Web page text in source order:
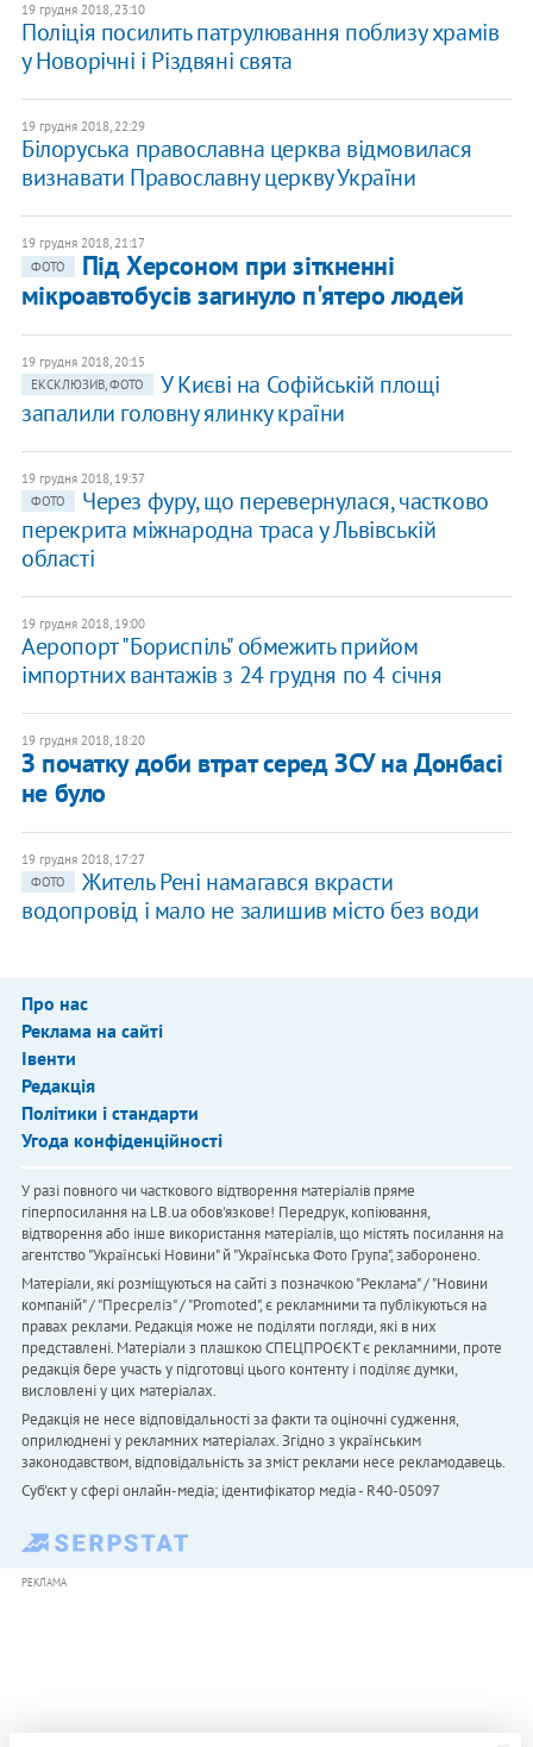
19 грудня 2018, 23:10
Поліція посилить патрулювання поблизу храмів
у Новорічні і Різдвяні свята
19 грудня 2018, 22:29
Білоруська православна церква відмовилася
визнавати Православну церкву України
19 грудня 2018, 21:17
ФОТО
Під Херсоном при зіткненні
мікроавтобусів загинуло п'ятеро людей
19 грудня 2018, 20:15
ЕКСКЛЮЗИВ, ФОТО
У Києві на Софійській площі
запалили головну ялинку країни
19 грудня 2018, 19:37
ФОТО
Через фуру, що перевернулася, частково
перекрита міжнародна траса у Львівській
області
19 грудня 2018, 19:00
Аеропорт "Бориспіль" обмежить прийом
імпортних вантажів з 24 грудня по 4 січня
19 грудня 2018, 18:20
З початку доби втрат серед ЗСУ на Донбасі
не було
19 грудня 2018, 17:27
ФОТО
Житель Рені намагався вкрасти
водопровід і мало не залишив місто без води
Про нас
Реклама на сайті
Івенти
Редакція
Політики і стандарти
Угода конфіденційності
У разі повного чи часткового відтворення матеріалів пряме
гіперпосилання на LB.ua обов'язкове! Передрук, копіювання,
відтворення або інше використання матеріалів, що містять посилання на
агентство "Українськi Новини" й "Українська Фото Група", заборонено.
Матеріали, які розміщуються на сайті з позначкою "Реклама" / "Новини
компаній" / "Пресреліз" / "Promoted", є рекламними та публікуються на
правах реклами. Редакція може не поділяти погляди, які в них
представлені. Матеріали з плашкою СПЕЦПРОЄКТ є рекламними, проте
редакція бере участь у підготовці цього контенту і поділяє думки,
висловлені у цих матеріалах.
Редакція не несе відповідальності за факти та оціночні судження,
оприлюднені у рекламних матеріалах. Згідно з українським
законодавством, відповідальність за зміст реклами несе рекламодавець.
Cуб'єкт у сфері онлайн-медіа; ідентифікатор медіа - R40-05097
РЕКЛАМА